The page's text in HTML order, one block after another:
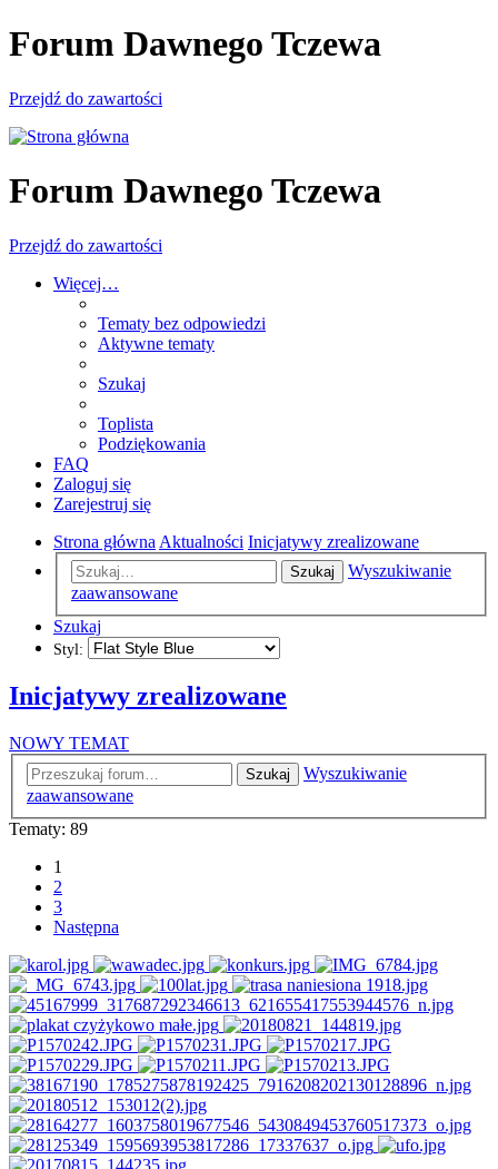
Forum Dawnego Tczewa
Przejdź do zawartości
Forum Dawnego Tczewa
Przejdź do zawartości
Więcej…
Tematy bez odpowiedzi
Aktywne tematy
Szukaj
Toplista
Podziękowania
FAQ
Zaloguj się
Zarejestruj się
Strona główna Aktualności Inicjatywy zrealizowane
Szukaj
Wyszukiwanie
zaawansowane
Szukaj
Styl:
Inicjatywy zrealizowane
NOWY TEMAT
Szukaj
Wyszukiwanie
zaawansowane
Tematy: 89
1
2
3
Następna